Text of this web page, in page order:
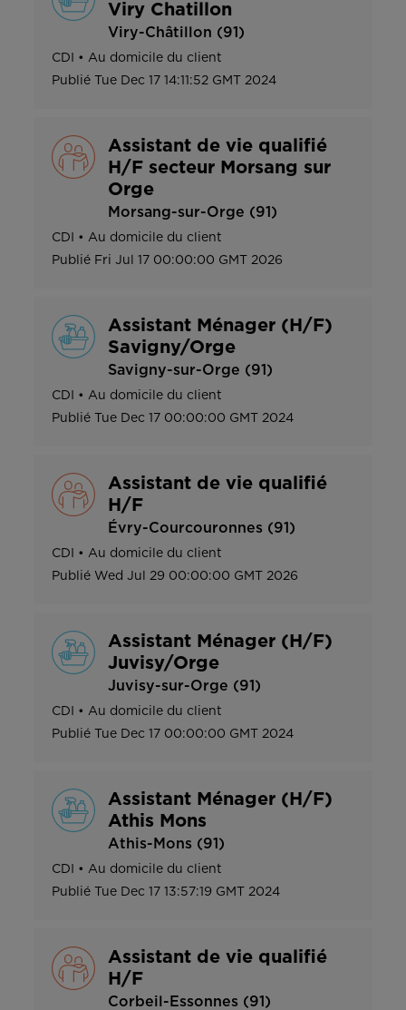
Viry Chatillon
Viry-Châtillon (91)
CDI • Au domicile du client
Publié
Tue Dec 17 14:11:52 GMT 2024
Assistant de vie qualifié
H/F secteur Morsang sur
Orge
Morsang-sur-Orge (91)
CDI • Au domicile du client
Publié Fri Jul 17 00:00:00 GMT 2026
Assistant Ménager (H/F)
Savigny/Orge
Savigny-sur-Orge (91)
CDI • Au domicile du client
Publié
Tue Dec 17 00:00:00 GMT 2024
Assistant de vie qualifié
H/F
Évry-Courcouronnes (91)
CDI • Au domicile du client
Publié Wed Jul 29 00:00:00 GMT 2026
Assistant Ménager (H/F)
Juvisy/Orge
Juvisy-sur-Orge (91)
CDI • Au domicile du client
Publié Tue Dec 17 00:00:00 GMT 2024
Assistant Ménager (H/F)
Athis Mons
Athis-Mons (91)
CDI • Au domicile du client
Publié Tue Dec 17 13:57:19 GMT 2024
Assistant de vie qualifié
H/F
Corbeil-Essonnes (91)